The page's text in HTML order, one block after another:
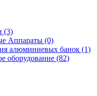
(3)
Аппараты (0)
алюминиевых банок (1)
оборудование (82)